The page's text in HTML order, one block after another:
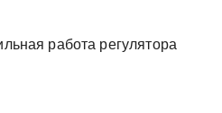
работа регулятора